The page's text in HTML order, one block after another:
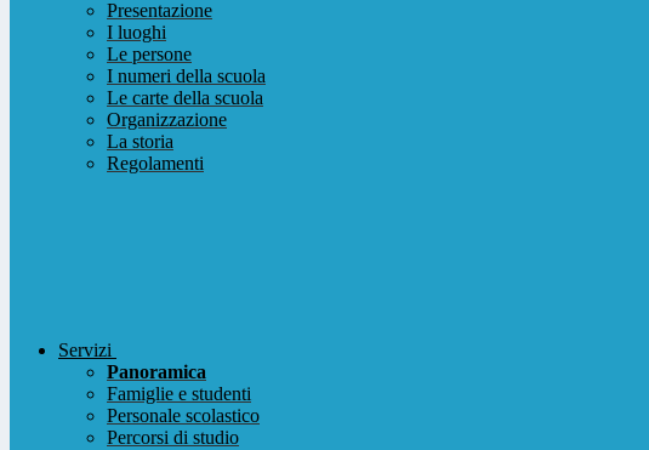
Presentazione
I luoghi
Le persone
I numeri della scuola
Le carte della scuola
Organizzazione
La storia
Regolamenti
Servizi
Panoramica
Famiglie e studenti
Personale scolastico
Percorsi di studio